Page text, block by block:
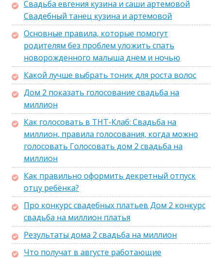
Свадьба евгения кузина и саши артемовой
Свадебный танец кузина и артемовой
Основные правила, которые помогут
родителям без проблем уложить спать
новорожденного малыша днем и ночью
Какой лучше выбрать тоник для роста волос
Дом 2 показать голосование свадьба на
миллион
Как голосовать в ТНТ-Клаб: Свадьба на
миллион, правила голосования, когда можно
голосовать Голосовать дом 2 свадьба на
миллион
Как правильно оформить декретный отпуск
отцу ребёнка?
Про конкурс свадебных платьев Дом 2 конкурс
свадьба на миллион платья
Результаты дома 2 свадьба на миллион
Что получат в августе работающие